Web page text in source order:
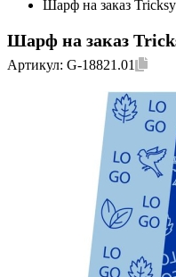
Шарф на заказ
Шарф на заказ
Артикул: G-18821.01